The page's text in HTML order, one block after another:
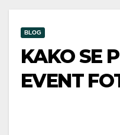
BLOG
KAKO SE
EVENT